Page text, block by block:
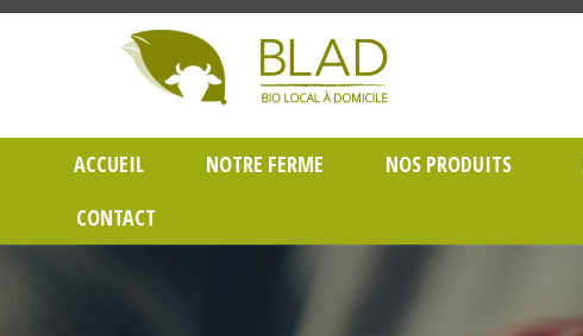
ACCUEIL NOTRE FERME NOS PRODUITS
CONTACT